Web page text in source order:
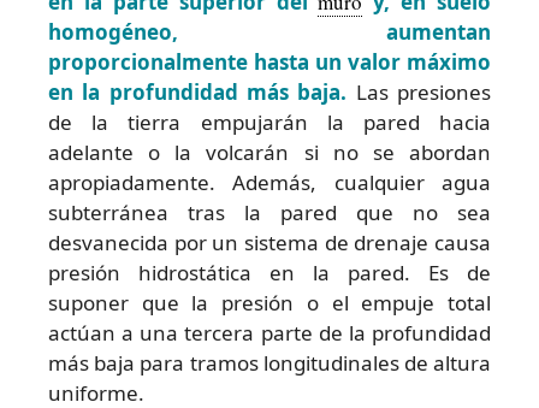
homogéneo, aumentan
proporcionalmente hasta un valor máximo
en la profundidad más baja. Las presiones
de la tierra empujarán la pared hacia
adelante o la volcarán si no se abordan
apropiadamente. Además, cualquier agua
subterránea tras la pared que no sea
desvanecida por un sistema de drenaje causa
presión hidrostática en la pared. Es de
suponer que la presión o el empuje total
actúan a una tercera parte de la profundidad
más baja para tramos longitudinales de altura
uniforme.